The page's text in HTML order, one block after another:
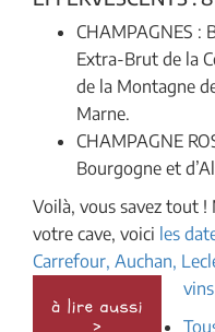
CHAMPAGNES :
Extra-Brut de la
de la Montagne
Marne.
CHAMPAGNE
Bourgogne et
Voilà, vous savez tout
votre cave, voici les
Carrefour, Auchan,
vins